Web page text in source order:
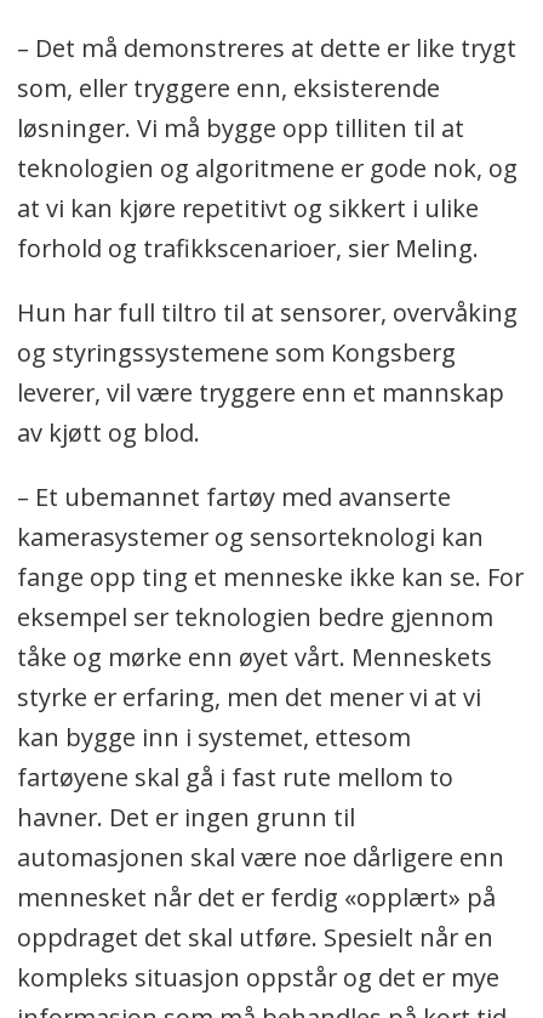
– Det må demonstreres at dette er like trygt
som, eller tryggere enn, eksisterende
løsninger. Vi må bygge opp tilliten til at
teknologien og algoritmene er gode nok, og
at vi kan kjøre repetitivt og sikkert i ulike
forhold og trafikkscenarioer, sier Meling.
Hun har full tiltro til at sensorer, overvåking
og styringssystemene som Kongsberg
leverer, vil være tryggere enn et mannskap
av kjøtt og blod.
– Et ubemannet fartøy med avanserte
kamerasystemer og sensorteknologi kan
fange opp ting et menneske ikke kan se. For
eksempel ser teknologien bedre gjennom
tåke og mørke enn øyet vårt. Menneskets
styrke er erfaring, men det mener vi at vi
kan bygge inn i systemet, ettesom
fartøyene skal gå i fast rute mellom to
havner. Det er ingen grunn til
automasjonen skal være noe dårligere enn
mennesket når det er ferdig «opplært» på
oppdraget det skal utføre. Spesielt når en
kompleks situasjon oppstår og det er mye